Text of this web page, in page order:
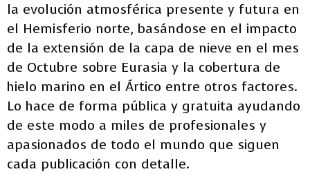
la evolución atmosférica presente y futura en
el Hemisferio norte, basándose en el impacto
de la extensión de la capa de nieve en el mes
de Octubre sobre Eurasia y la cobertura de
hielo marino en el Ártico entre otros factores.
Lo hace de forma pública y gratuita ayudando
de este modo a miles de profesionales y
apasionados de todo el mundo que siguen
cada publicación con detalle.